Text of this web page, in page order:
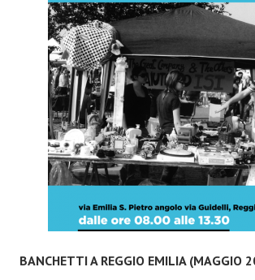
21
2015
BANCHETTI A REGGIO EMILIA (MAGGIO